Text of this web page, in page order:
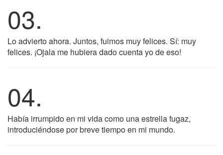
03.
Lo advierto ahora. Juntos, fuimos muy felices. Sí: muy
felices. ¡Ojala me hubiera dado cuenta yo de eso!
04.
Había irrumpido en mi vida como una estrella fugaz,
introduciéndose por breve tiempo en mi mundo.